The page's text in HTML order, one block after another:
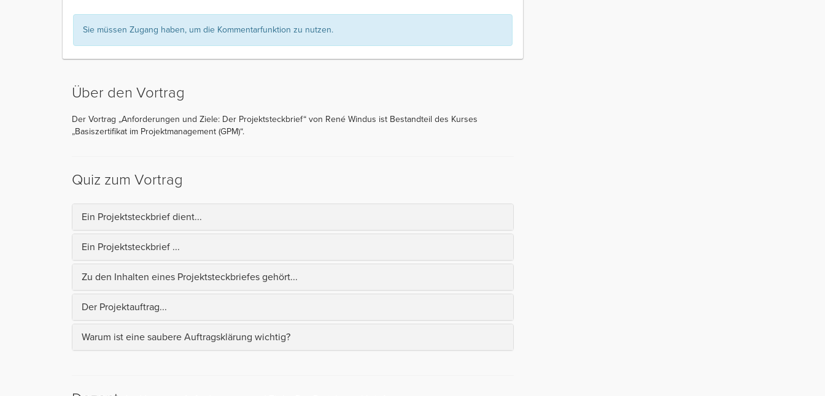
Sie müssen Zugang haben, um die Kommentarfunktion zu nutzen.
Über den Vortrag
Der Vortrag „Anforderungen und Ziele: Der Projektsteckbrief“ von René Windus ist Bestandteil des Kurses
„Basiszertifikat im Projektmanagement (GPM)“.
Quiz zum Vortrag
Ein Projektsteckbrief dient...
Ein Projektsteckbrief ...
Zu den Inhalten eines Projektsteckbriefes gehört...
Der Projektauftrag...
Warum ist eine saubere Auftragsklärung wichtig?